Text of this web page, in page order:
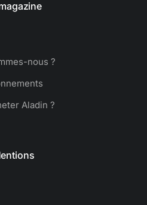
nous ?
Aladin ?